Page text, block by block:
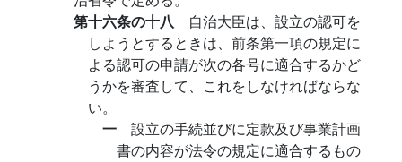
第十六条の十八 自治大臣は、設立の認可を
しようとするときは、前条第一項の規定に
よる認可の申請が次の各号に適合するかど
うかを審査して、これをしなければならな
い。
一 設立の手続並びに定款及び事業計画
書の内容が法令の規定に適合するもの